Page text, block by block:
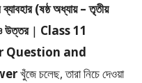
(ষষ্ঠ অধ্যায় – তৃতীয়
উত্তর| Class 11
Question and
খুঁজে চলেছ, তারা নিচে দেওয়া